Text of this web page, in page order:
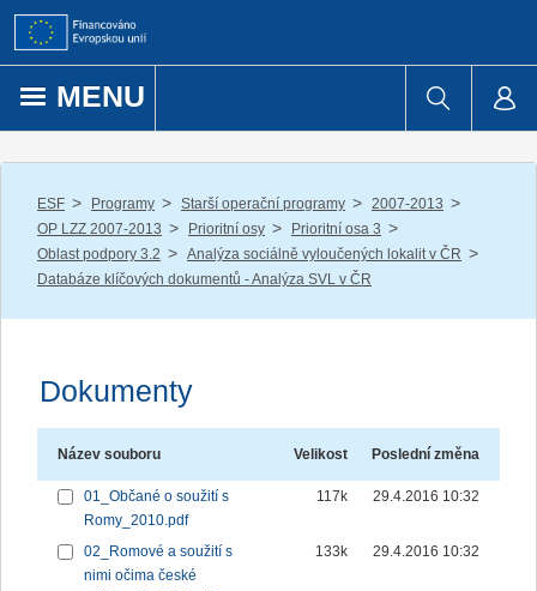
Přejít k obsahu
MENU
ESF / Programy / Starší operační programy / 2007-2013 /
OP LZZ 2007-2013 / Prioritní osy / Prioritní osa 3 /
Oblast podpory 3.2 / Analýza sociálně vyloučených lokalit v ČR /
Databáze klíčových dokumentů - Analýza SVL v ČR
Dokumenty
Název souboru Velikost Poslední změna
01_Občané o soužití s
Romy_2010.pdf
117k 29.4.2016 10:32
02_Romové a soužití s
nimi očima české
133k 29.4.2016 10:32